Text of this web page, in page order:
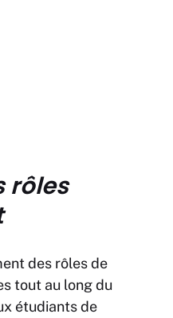
rôles
des rôles de
tout au long du
étudiants de